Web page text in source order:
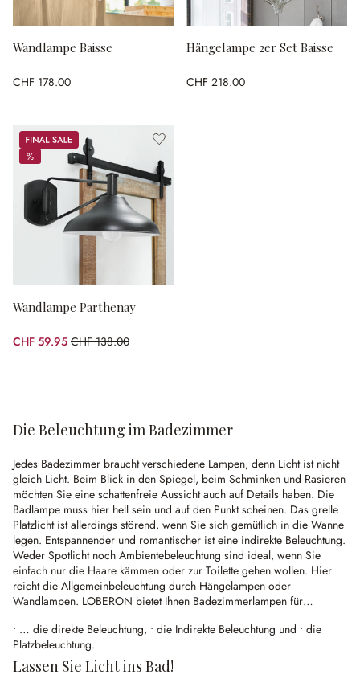
Wandlampe Baisse
CHF 178.00
Hängelampe 2er Set Baisse
CHF 218.00
Sale
%
%
Wandlampe Parthenay
CHF 59.95 CHF 138.00
(56.56% gespart)
Die Beleuchtung im Badezimmer
Jedes Badezimmer braucht verschiedene Lampen, denn Licht ist nicht
gleich Licht. Beim Blick in den Spiegel, beim Schminken und Rasieren
möchten Sie eine schattenfreie Aussicht auch auf Details haben. Die
Badlampe muss hier hell sein und auf den Punkt scheinen. Das grelle
Platzlicht ist allerdings störend, wenn Sie sich gemütlich in die Wanne
legen. Entspannender und romantischer ist eine indirekte Beleuchtung.
Weder Spotlicht noch Ambientebeleuchtung sind ideal, wenn Sie
einfach nur die Haare kämmen oder zur Toilette gehen wollen. Hier
reicht die Allgemeinbeleuchtung durch Hängelampen oder
Wandlampen. LOBERON bietet Ihnen Badezimmerlampen für…
• … die direkte Beleuchtung, • die Indirekte Beleuchtung und • die
Platzbeleuchtung.
Lassen Sie Licht ins Bad!